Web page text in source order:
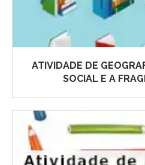
ATIVIDADE DE
SOCIAL E A